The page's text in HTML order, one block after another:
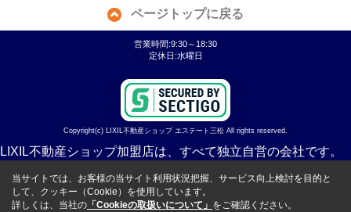
ページトップに戻る
営業時間:9:30～18:30
定休日:水曜日
Copyright(c) LIXIL不動産ショップ エステート三松 All rights reserved.
LIXIL不動産ショップ加盟店は、すべて独立自営の会社です。
当サイトでは、お客様の当サイト利用状況把握、サービス向上検討を目的と
して、クッキー（Cookie）を使用しています。
詳しくは、当社の 「Cookieの取扱いについて」 をご確認ください。